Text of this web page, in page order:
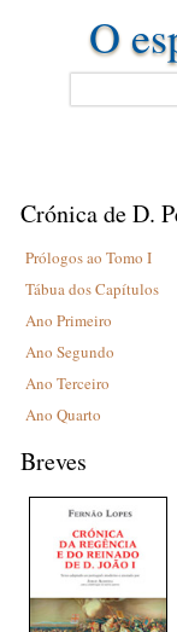
O
Crónica de D.
Prólogos ao Tomo I
Tábua dos Capítulos
Ano Primeiro
Ano Segundo
Ano Terceiro
Ano Quarto
Breves